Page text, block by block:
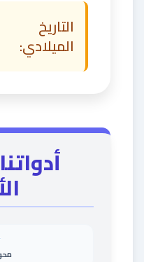
التاريخ
الميلادي: